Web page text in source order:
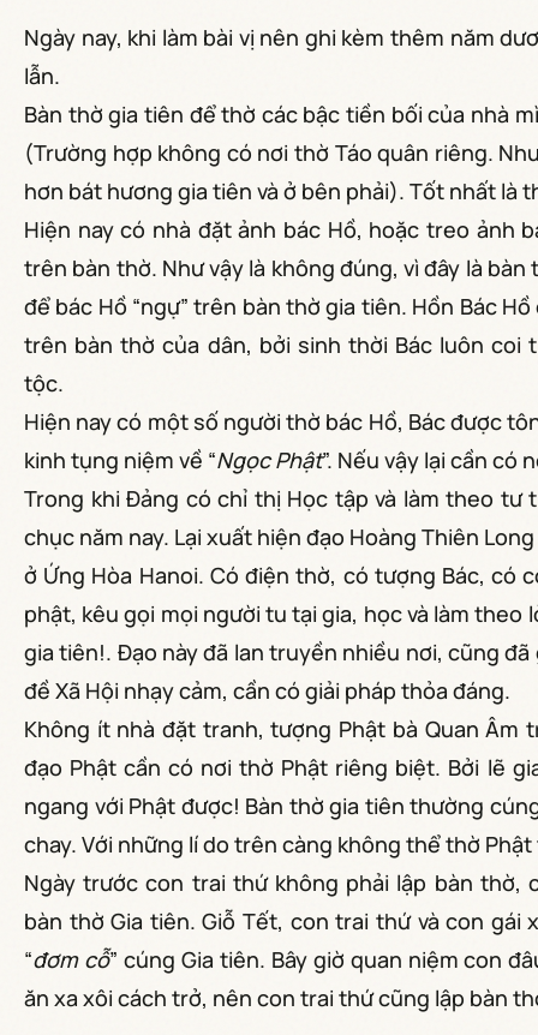
Ngày nay, khi làm bài vị nên ghi kèm thêm năm
lẫn.
Bàn thờ gia tiên để thờ các bậc tiền bối của nhà
(Trường hợp không có nơi thờ Táo quân riêng.
hơn bát hương gia tiên và ở bên phải). Tốt nhất là
Hiện nay có nhà đặt ảnh bác Hồ, hoặc treo ảnh
trên bàn thờ. Như vậy là không đúng, vì đây là
để bác Hồ “ngự” trên bàn thờ gia tiên. Hồn Bác
trên bàn thờ của dân, bởi sinh thời Bác luôn coi
tộc.
Hiện nay có một số người thờ bác Hồ, Bác được
kinh tụng niệm về “Ngọc Phật”. Nếu vậy lại cần có
Trong khi Đảng có chỉ thị Học tập và làm theo tư
chục năm nay. Lại xuất hiện đạo Hoàng Thiên
ở Ứng Hòa Hanoi. Có điện thờ, có tượng Bác, có
phật, kêu gọi mọi người tu tại gia, học và làm theo
gia tiên!. Đạo này đã lan truyền nhiều nơi, cũng
đề Xã Hội nhạy cảm, cần có giải pháp thỏa đáng.
Không ít nhà đặt tranh, tượng Phật bà Quan Âm
đạo Phật cần có nơi thờ Phật riêng biệt. Bởi lẽ
ngang với Phật được! Bàn thờ gia tiên thường
chay. Với những lí do trên càng không thể thờ
Ngày trước con trai thứ không phải lập bàn thờ,
bàn thờ Gia tiên. Giỗ Tết, con trai thứ và con
“đơm cỗ” cúng Gia tiên. Bây giờ quan niệm con
ăn xa xôi cách trở, nên con trai thứ cũng lập bàn